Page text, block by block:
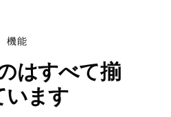
機能
はすべて揃
います